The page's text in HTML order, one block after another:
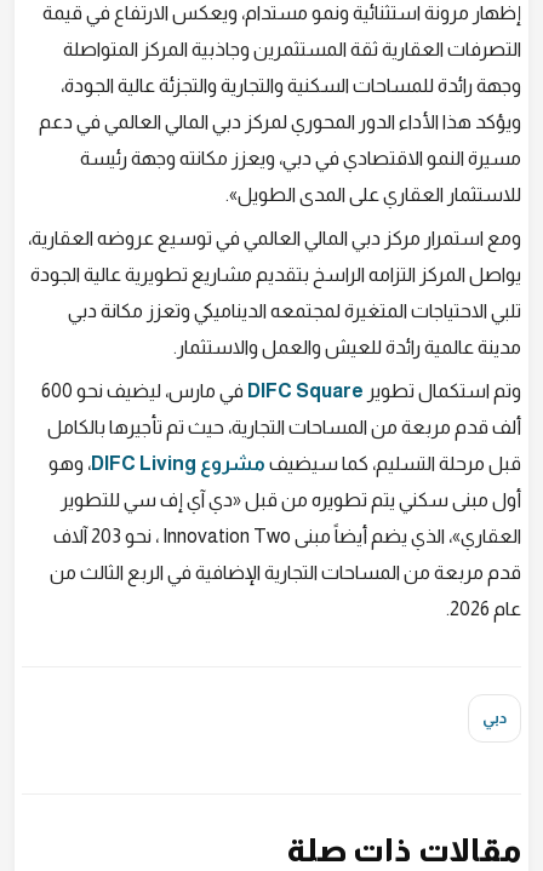
إظهار مرونة استثنائية ونمو مستدام، ويعكس الارتفاع في قيمة
التصرفات العقارية ثقة المستثمرين وجاذبية المركز المتواصلة
وجهة رائدة للمساحات السكنية والتجارية والتجزئة عالية الجودة،
ويؤكد هذا الأداء الدور المحوري لمركز دبي المالي العالمي في دعم
مسيرة النمو الاقتصادي في دبي، ويعزز مكانته وجهة رئيسة
للاستثمار العقاري على المدى الطويل».
ومع استمرار مركز دبي المالي العالمي في توسيع عروضه العقارية،
يواصل المركز التزامه الراسخ بتقديم مشاريع تطويرية عالية الجودة
تلبي الاحتياجات المتغيرة لمجتمعه الديناميكي وتعزز مكانة دبي
مدينة عالمية رائدة للعيش والعمل والاستثمار.
وتم استكمال تطوير DIFC Square
في مارس، ليضيف نحو 600
ألف قدم مربعة من المساحات التجارية، حيث تم تأجيرها بالكامل
قبل مرحلة التسليم، كما سيضيف مشروع DIFC Living
، وهو
أول مبنى سكني يتم تطويره من قبل «دي آي إف سي للتطوير
العقاري»، الذي يضم أيضاً مبنى Innovation Two ، نحو 203 آلاف
قدم مربعة من المساحات التجارية الإضافية في الربع الثالث من
عام 2026.
دبي
مقالات ذات صلة